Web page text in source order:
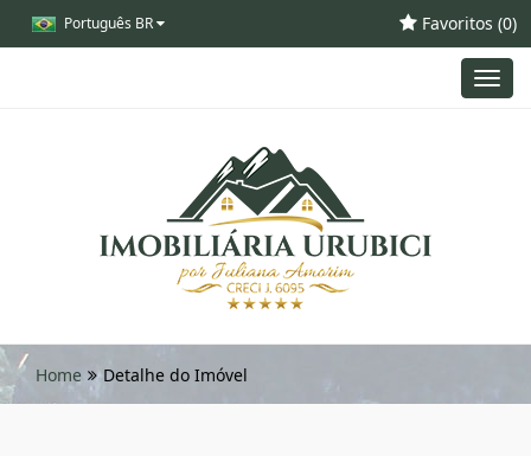
Português BR Favoritos (0)
Home Detalhe do Imóvel